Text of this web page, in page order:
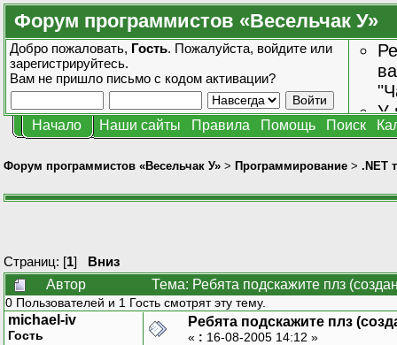
Форум программистов «Весельчак У»
Добро пожаловать, Гость. Пожалуйста, войдите или
зарегистрируйтесь.
Вам не пришло письмо с кодом активации?
У
Начало Наши сайты Правила Помощь Поиск
Форум программистов «Весельчак У» > Программирование > .NET
Страниц: [1] Вниз
Автор
Тема: Ребята подскажите плз
0 Пользователей и 1 Гость смотрят эту тему.
michael-iv
Гость
Ребята подскажите плз
« : 16-08-2005 14:12 »